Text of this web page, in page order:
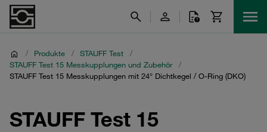
/ Produkte / STAUFF Test
/
STAUFF Test 15 Messkupplungen und Zubehör
/
STAUFF Test 15 Messkupplungen mit 24° Dichtkegel / O-Ring (DKO)
STAUFF Test 15